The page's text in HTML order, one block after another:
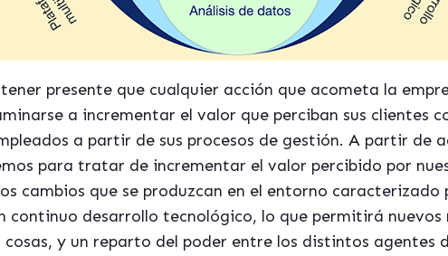
presente que cualquier acción que acometa la
a incrementar el valor que perciban sus clientes
a partir de sus procesos de gestión. A partir de
para tratar de incrementar el valor percibido por
cambios que se produzcan en el entorno caracterizado
desarrollo tecnológico, lo que permitirá nuevos
cosas, y un reparto del poder entre los distintos agentes